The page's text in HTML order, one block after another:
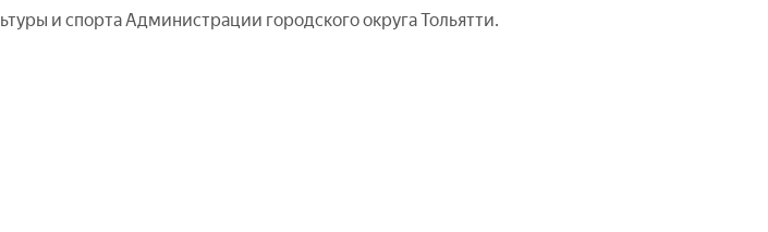
и спорта Администрации городского округа Тольятти.